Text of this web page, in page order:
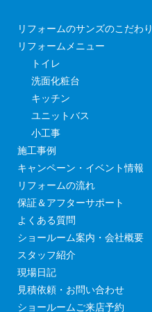
リフォームのサンズのこだわり
リフォームメニュー
トイレ
洗面化粧台
キッチン
ユニットバス
小工事
施工事例
キャンペーン・イベント情報
リフォームの流れ
保証＆アフターサポート
よくある質問
ショールーム案内・会社概要
スタッフ紹介
現場日記
見積依頼・お問い合わせ
ショールームご来店予約